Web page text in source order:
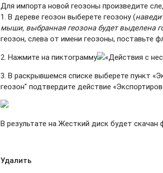
Для импорта новой геозоны произведите
1. В дереве геозон выберете геозону (
мыши, выбранная геозона будет выделена
геозон, слева от имени геозоны, поставьте
2. Нажмите на пиктограмму
«Действия с
3. В раскрывшемся списке выберете пункт
геозон" подтвердите действие
В результате на Жесткий диск будет
Удалить